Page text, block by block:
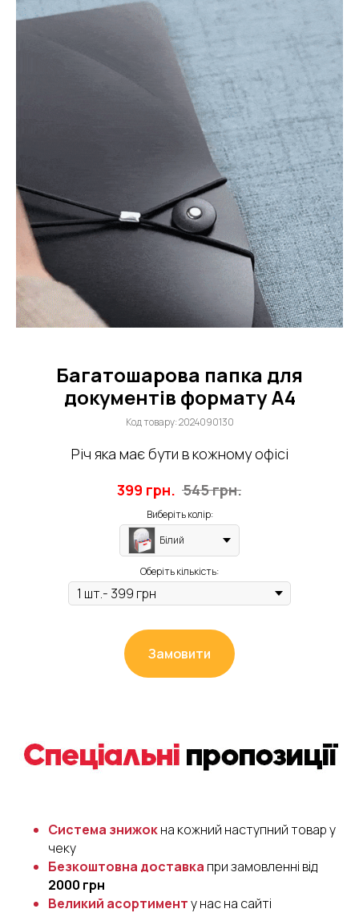
Багатошарова папка для
документів формату А4
Код товару:2024090130
Річ яка має бути в кожному офісі
399 грн. 545грн.
Виберіть колір:
Білий
Оберіть кількість:
Замовити
Система знижокна кожний наступний товар у
чеку
Безкоштовна доставка при замовленні від
2000 грн
Великий асортименту нас на сайті